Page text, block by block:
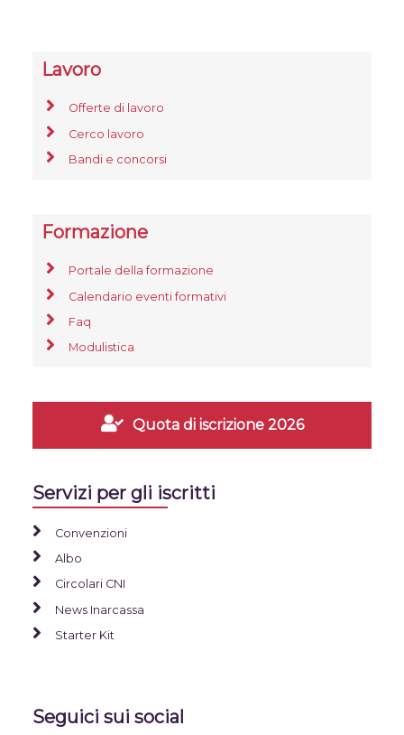
Lavoro
Offerte di lavoro
Cerco lavoro
Bandi e concorsi
Formazione
Portale della formazione
Calendario eventi formativi
Faq
Modulistica
Quota di iscrizione 2026
Servizi per gli iscritti
Convenzioni
Albo
Circolari CNI
News Inarcassa
Starter Kit
Seguici sui social